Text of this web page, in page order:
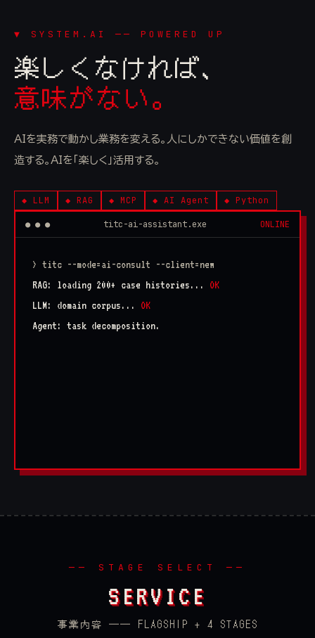
▼ SYSTEM.AI ── POWERED UP
楽しくなければ、
意味がない。
AIを実務で動かし業務を変える。人にしかできない価値を創
造する。AIを「楽しく」活用する。
◆ LLM ◆ RAG ◆ MCP ◆ AI Agent ◆ Python
● ● ● titc-ai-assistant.exe ONLINE
> titc --mode=ai-consult --client=new
RAG: loading 200+ case histories...
OK
LLM: domain corpus...
OK
Agent: task decomposition...
── STAGE SELECT ──
SERVICE
事業内容 ── FLAGSHIP + 4 STAGES